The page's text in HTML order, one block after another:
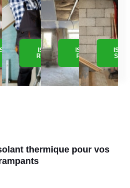
MURS
ISOLATION
RAMPANTS
ISOLATION
PLAFOND
thermique pour vos